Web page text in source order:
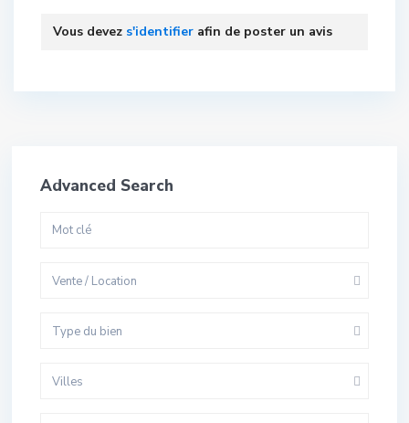
Vous devez s'identifier afin de poster un avis
Advanced Search
Vente / Location
Type du bien
Villes